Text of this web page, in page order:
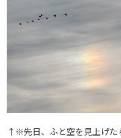
↑※先日、ふと空を見上げた